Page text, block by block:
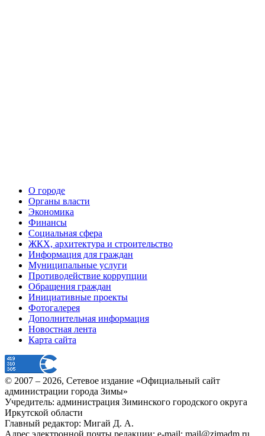
О городе
Органы власти
Экономика
Финансы
Социальная сфера
ЖКХ, архитектура и строительство
Информация для граждан
Муниципальные услуги
Противодействие коррупции
Обращения граждан
Инициативные проекты
Фотогалерея
Дополнительная информация
Новостная лента
Карта сайта
© 2007 – 2026, Сетевое издание «Официальный сайт
администрации города Зимы»
Учредитель: администрация Зиминского городского округа
Иркутской области
Главный редактор: Мигай Д. А.
Адрес электронной почты редакции: e-mail: mail@zimadm.ru